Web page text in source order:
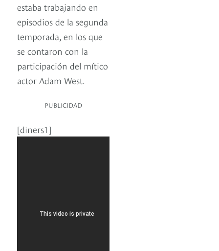
estaba trabajando en
episodios de la segunda
temporada, en los que
se contaron con la
participación del mítico
actor Adam West.
PUBLICIDAD
[diners1]